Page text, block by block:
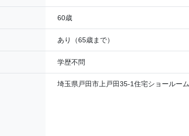
60歳
あり（65歳まで）
学歴不問
埼玉県戸田市上戸田35-1住宅ショールーム